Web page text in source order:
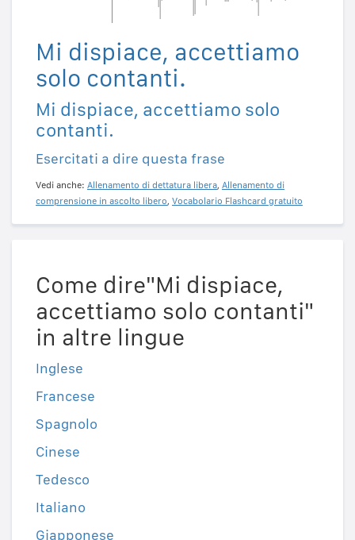
Mi dispiace, accettiamo
solo contanti.
Mi dispiace, accettiamo solo
contanti.
Esercitati a dire questa frase
Vedi anche: Allenamento di dettatura libera, Allenamento di
comprensione in ascolto libero, Vocabolario Flashcard gratuito
Come dire"Mi dispiace,
accettiamo solo contanti"
in altre lingue
Inglese
Francese
Spagnolo
Cinese
Tedesco
Italiano
Giapponese